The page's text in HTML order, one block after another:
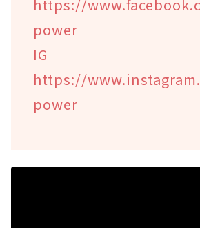
https://
power
IG
https://
power